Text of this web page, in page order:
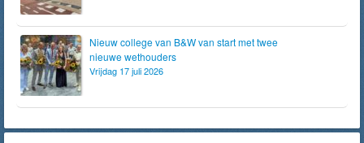
Nieuw college van B&W van start met twee
nieuwe wethouders
Vrijdag 17 juli 2026